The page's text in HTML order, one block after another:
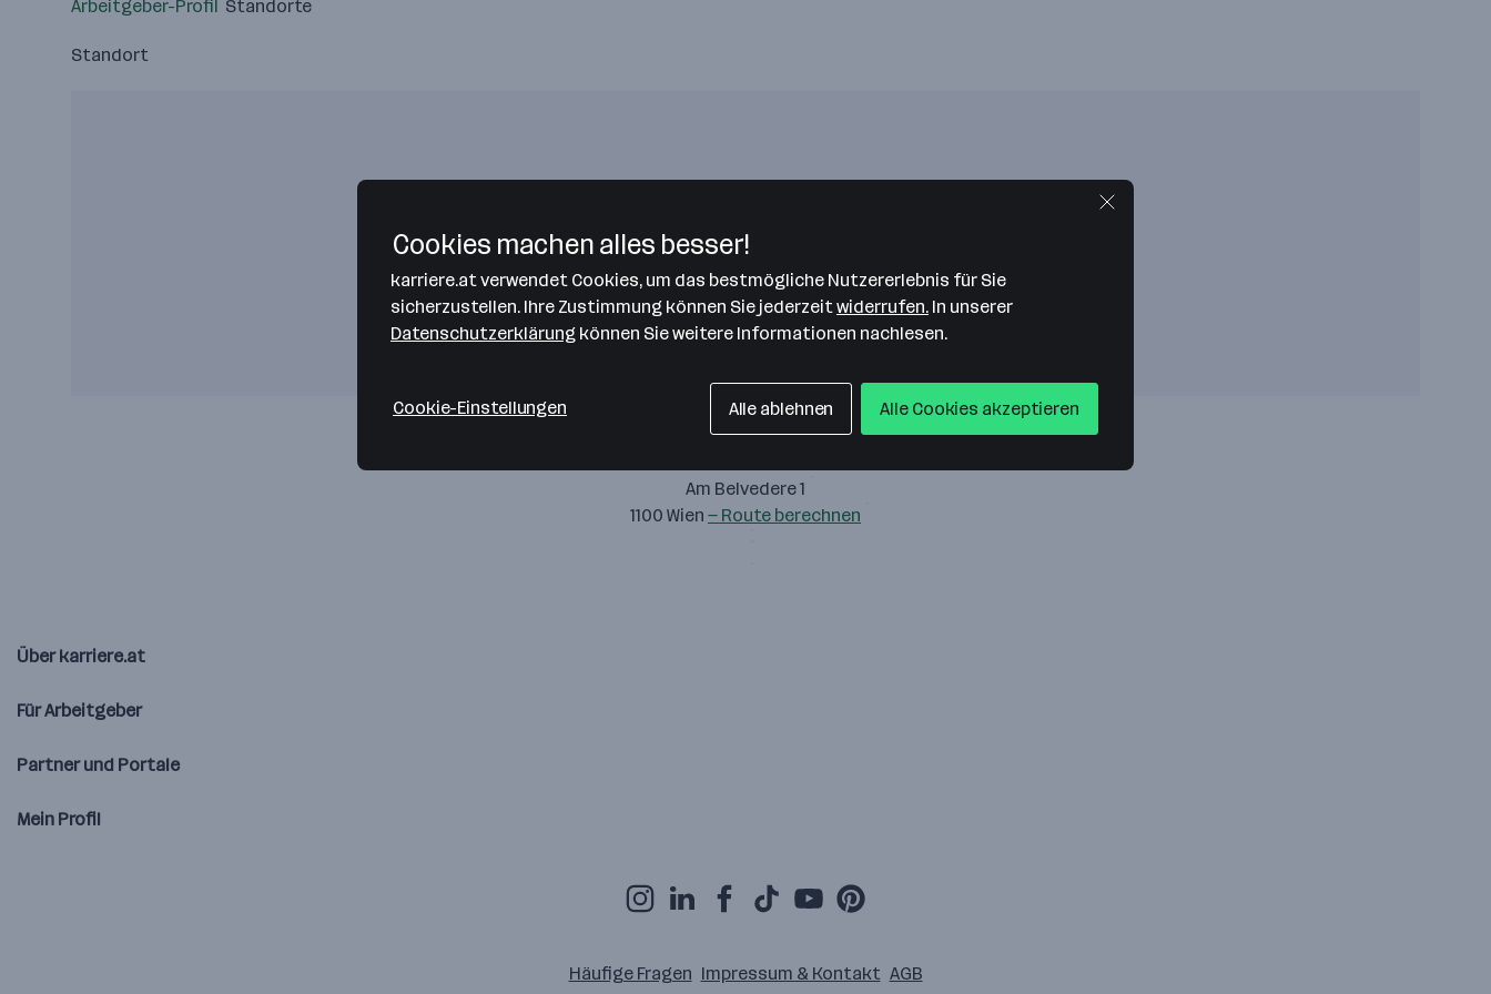
Arbeitgeber-Profil Standorte
Standort
Richtlinien zu, um diese Karte
anzuzeigen.
Zustimmung geben
Am Belvedere 1
1100 Wien — Route berechnen
Über karriere.at
Für Arbeitgeber
Partner und Portale
Mein Profil
Häufige Fragen Impressum & Kontakt AGB
Cookies machen alles besser!
karriere.at verwendet Cookies, um das bestmögliche Nutzererlebnis für Sie
sicherzustellen. Ihre Zustimmung können Sie jederzeit widerrufen. In unserer
Datenschutzerklärung können Sie weitere Informationen nachlesen.
Cookie-Einstellungen Alle ablehnen Alle Cookies akzeptieren